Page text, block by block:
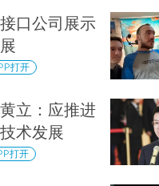
口公司展示
打开
立：应推进
术发展
打开